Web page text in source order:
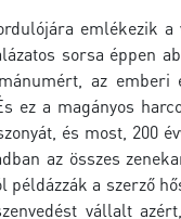
emlékezik
sorsa éppen
az
ez a magányos
és most, 200
az összes
a szerző
vállalt